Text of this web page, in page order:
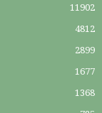
11902
4812
2899
1677
1368